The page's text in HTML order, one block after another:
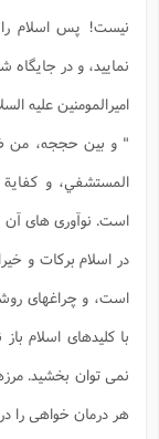
نيست! پس اسلام را
نماييد، و در جايگاه
اميرالمومنين عليه
" و بين حججه، من
المستشفي، و
است. نوآورى هاى آن
در اسلام بركات و
است، و چراغهاى
با كليدهاى اسلام
نمى توان بخشيد.
هر درمان خواهى را